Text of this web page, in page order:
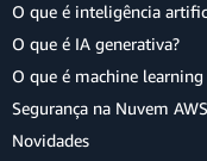
O que é inteligência
O que é IA generativa?
O que é machine learning
Segurança na Nuvem AWS
Novidades